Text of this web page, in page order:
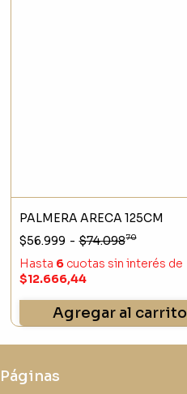
PALMERA ARECA 125CM
$56.999 - $74.09870
Hasta 6cuotas sin interés de
$12.666,44
Agregar al carrito
Páginas